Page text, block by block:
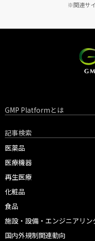
※関連サ
GMP Platformとは
記事検索
医薬品
医療機器
再生医療
化粧品
食品
施設・設備・エンジニアリン
国内外規制関連動向